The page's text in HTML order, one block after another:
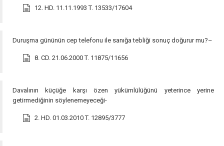
12. HD. 11.11.1993 T. 13533/17604
Duruşma gününün cep telefonu ile sanığa tebliği sonuç doğurur mu?–
8. CD. 21.06.2000 T. 11875/11656
Davalının küçüğe karşı özen yükümlülüğünü yeterince yerine
getirmediğinin söylenemeyeceği-
2. HD. 01.03.2010 T. 12895/3777